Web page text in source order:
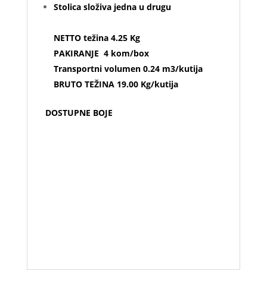
Stolica složiva jedna u drugu
NETTO težina 4.25 Kg
PAKIRANJE 4 kom/box
Transportni volumen 0.24 m3/kutija
BRUTO TEŽINA 19.00 Kg/kutija
DOSTUPNE BOJE